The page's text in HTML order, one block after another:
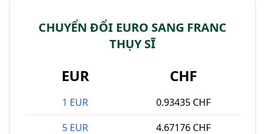
CHUYỂN ĐỔI EURO SANG FRANC
THỤY SĨ
EUR CHF
1 EUR
0.93435 CHF
5 EUR
4.67176 CHF